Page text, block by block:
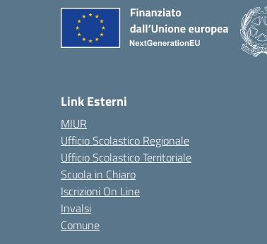
Link Esterni
MIUR
Ufficio Scolastico Regionale
Ufficio Scolastico Territoriale
Scuola in Chiaro
Iscrizioni On Line
Invalsi
Comune